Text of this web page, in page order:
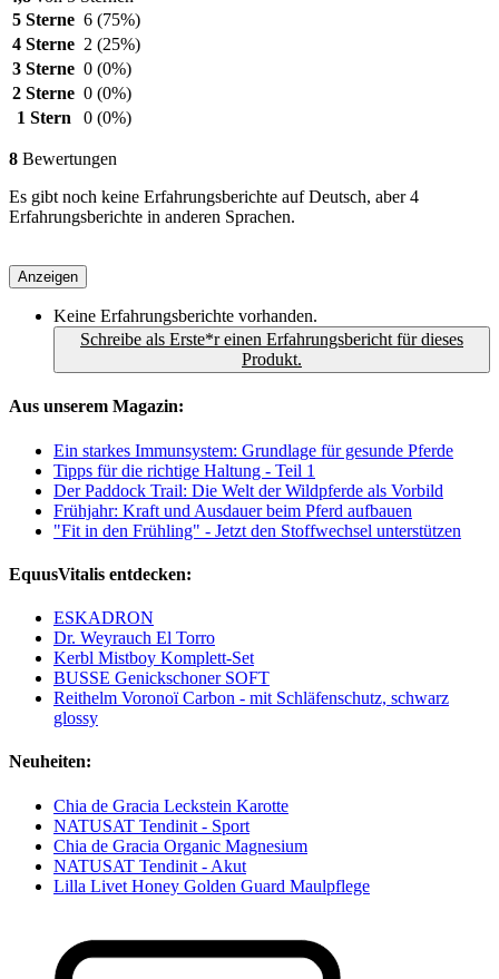
5 Sterne 6 (75%)
4 Sterne 2 (25%)
3 Sterne 0 (0%)
2 Sterne 0 (0%)
1 Stern
0 (0%)
8 Bewertungen
Es gibt noch keine Erfahrungsberichte auf Deutsch, aber 4
Erfahrungsberichte in anderen Sprachen.
Anzeigen
Keine Erfahrungsberichte vorhanden.
Schreibe als Erste*r einen Erfahrungsbericht für dieses
Produkt.
Aus unserem Magazin:
Ein starkes Immunsystem: Grundlage für gesunde Pferde
Tipps für die richtige Haltung - Teil 1
Der Paddock Trail: Die Welt der Wildpferde als Vorbild
Frühjahr: Kraft und Ausdauer beim Pferd aufbauen
"Fit in den Frühling" - Jetzt den Stoffwechsel unterstützen
EquusVitalis entdecken:
ESKADRON
Dr. Weyrauch El Torro
Kerbl Mistboy Komplett-Set
BUSSE Genickschoner SOFT
Reithelm Voronoï Carbon - mit Schläfenschutz, schwarz
glossy
Neuheiten:
Chia de Gracia Leckstein Karotte
NATUSAT Tendinit - Sport
Chia de Gracia Organic Magnesium
NATUSAT Tendinit - Akut
Lilla Livet Honey Golden Guard Maulpflege